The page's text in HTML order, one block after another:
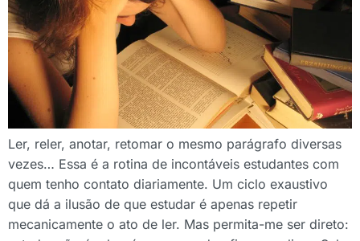
Ler, reler, anotar, retomar o mesmo parágrafo diversas
vezes… Essa é a rotina de incontáveis estudantes com
quem tenho contato diariamente. Um ciclo exaustivo
que dá a ilusão de que estudar é apenas repetir
mecanicamente o ato de ler. Mas permita-me ser direto: